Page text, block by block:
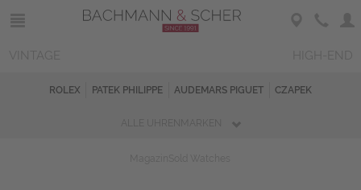
ROLEX PATEK PHILIPPE AUDEMARS PIGUET CZAPEK